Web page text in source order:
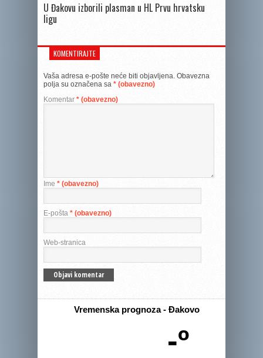
U Đakovu izborili plasman u HL Prvu hrvatsku
ligu
KOMENTIRAJTE
Vaša adresa e-pošte neće biti objavljena. Obavezna
polja su označena sa * (obavezno)
Komentar * (obavezno)
Ime * (obavezno)
E-pošta * (obavezno)
Web-stranica
Vremenska prognoza - Đakovo
-º